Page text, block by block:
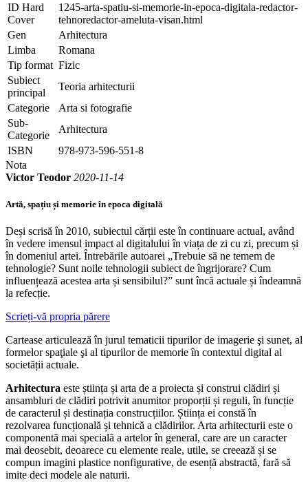
ID Hard
Cover
1245-arta-spatiu-si-memorie-in-epoca-digitala-redactor-
tehnoredactor-ameluta-visan.html
Gen
Arhitectura
Limba
Romana
Tip format Fizic
Subiect
principal
Teoria arhitecturii
Categorie
Arta si fotografie
Sub-
Categorie
Arhitectura
ISBN
978-973-596-551-8
Nota
Victor Teodor 2020-11-14
Artă, spațiu și memorie în epoca digitală
Deși scrisă în 2010, subiectul cărții este în continuare actual, având
în vedere imensul impact al digitalului în viața de zi cu zi, precum și
în domeniul artei. Întrebările autoarei „Trebuie să ne temem de
tehnologie? Sunt noile tehnologii subiect de îngrijorare? Cum
influențează acestea arta și sensibilul?” sunt încă actuale și îndeamnă
la refecție.
Scrieți-vă propria părere
Cartease articulează în jurul tematicii tipurilor de imagerie şi sunet, al
formelor spaţiale şi al tipurilor de memorie în contextul digital al
societății actuale.
Arhitectura este știința și arta de a proiecta și construi clădiri și
ansambluri de clădiri potrivit anumitor proporții și reguli, în funcție
de caracterul și destinația construcțiilor. Știința ei constă în
rezolvarea funcțională și tehnică a clădirilor. Arta arhitecturii este o
componentă mai specială a artelor în general, care are un caracter
mai deosebit, deoarece cu elemente reale, utile, se creează și se
compun imagini plastice nonfigurative, de esență abstractă, fară să
imite deci modele ale naturii.